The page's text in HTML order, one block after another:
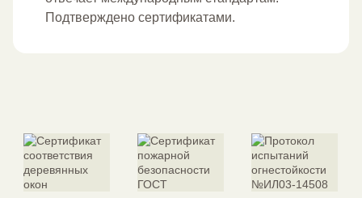
Подтверждено сертификатами.